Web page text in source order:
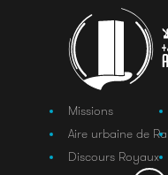
Missions
Aire urbaine de
Discours Royaux